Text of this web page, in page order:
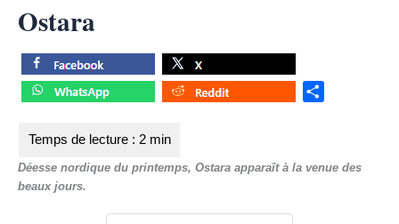
Ostara
e
Déesse nordique du printemps, Ostara apparaît à la venue des
beaux jours.